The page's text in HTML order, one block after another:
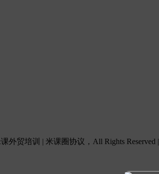
外贸培训 | 米课圈协议，All Rights Reserved |